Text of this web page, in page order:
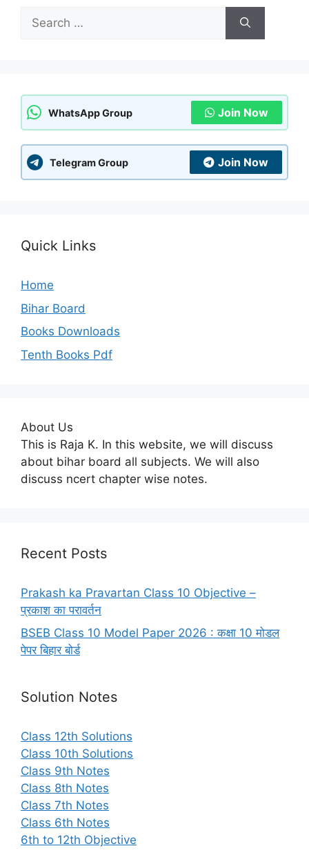
Search
for:
WhatsApp Group Join Now
Telegram Group Join Now
Quick Links
Home
Bihar Board
Books Downloads
Tenth Books Pdf
About Us
This is Raja K. In this website, we will discuss
about bihar board all subjects. We will also
discuss ncert chapter wise notes.
Recent Posts
Prakash ka Pravartan Class 10 Objective –
प्रकाश का परावर्तन
BSEB Class 10 Model Paper 2026 : कक्षा 10 मोडल
पेपर बिहार बोर्ड
Solution Notes
Class 12th Solutions
Class 10th Solutions
Class 9th Notes
Class 8th Notes
Class 7th Notes
Class 6th Notes
6th to 12th Objective